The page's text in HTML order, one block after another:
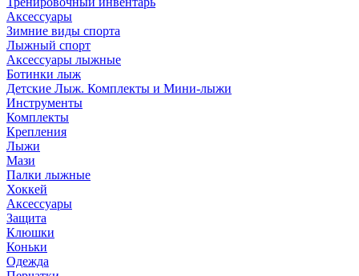
Аксессуары
Зимние виды спорта
Лыжный спорт
Аксессуары лыжные
Ботинки лыж
Детские Лыж. Комплекты и Мини-лыжи
Инструменты
Комплекты
Крепления
Лыжи
Мази
Палки лыжные
Хоккей
Аксессуары
Защита
Клюшки
Коньки
Одежда